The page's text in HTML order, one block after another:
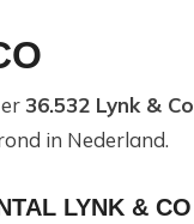
36.532 Lynk & Co
in Nederland.
LYNK & CO